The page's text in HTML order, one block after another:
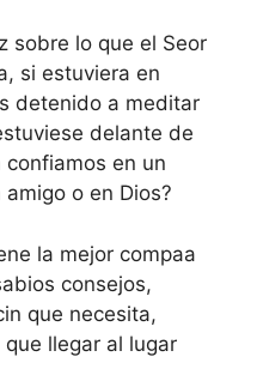
sobre lo que el Seor
si estuviera en
detenido a meditar
delante de
confiamos en un
o en Dios?
la mejor compaa
consejos,
que necesita,
llegar al lugar